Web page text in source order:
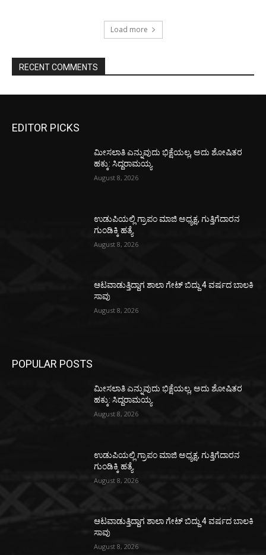
Load more
RECENT COMMENTS
EDITOR PICKS
ಮೀಸಲಾತಿ ಎನ್ನುವುದು ಭಿಕ್ಷೆಯಲ್ಲ, ಅದು ಶೋಷಿತರ
ಹಕ್ಕು: ಸಿದ್ದರಾಮಯ್ಯ
August 8, 2026
ಉಡುಪಿಯಲ್ಲಿ ಗ್ರಾಪಂ ಮಾಜಿ ಅಧ್ಯಕ್ಷ, ಗುತ್ತಿಗೆದಾರನ
ಗುಂಡಿಕ್ಕಿ ಹತ್ಯೆ
August 8, 2026
ಆಟವಾಡುತ್ತಿದ್ದಾಗ ಶಾಲಾ ಗೇಟ್‌ ಬಿದ್ದು 4 ವರ್ಷದ ಬಾಲಕಿ
ಸಾವು
August 8, 2026
POPULAR POSTS
ಮೀಸಲಾತಿ ಎನ್ನುವುದು ಭಿಕ್ಷೆಯಲ್ಲ, ಅದು ಶೋಷಿತರ
ಹಕ್ಕು: ಸಿದ್ದರಾಮಯ್ಯ
August 8, 2026
ಉಡುಪಿಯಲ್ಲಿ ಗ್ರಾಪಂ ಮಾಜಿ ಅಧ್ಯಕ್ಷ, ಗುತ್ತಿಗೆದಾರನ
ಗುಂಡಿಕ್ಕಿ ಹತ್ಯೆ
August 8, 2026
ಆಟವಾಡುತ್ತಿದ್ದಾಗ ಶಾಲಾ ಗೇಟ್‌ ಬಿದ್ದು 4 ವರ್ಷದ ಬಾಲಕಿ
ಸಾವು
August 8, 2026